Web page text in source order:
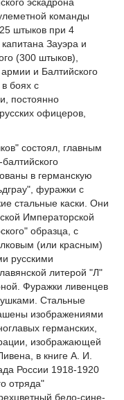
эскадрона
команды
штыков при 4
Зауэра и
(300 штыков),
и Балтийского
боях с
постоянно
офицеров,
состоял, главным
в германскую
фуражки с
стальные каски. Они
Императорской
образца, с
(или красным)
русскими
литерой "Л"
Фуражки ливенцев
Стальные
изображениями
германских,
изображающей
в книге А. И.
России 1918-1920
отряда"
бело-сине-